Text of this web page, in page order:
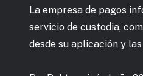
La empresa de pagos
servicio de custodia,
desde su aplicación y